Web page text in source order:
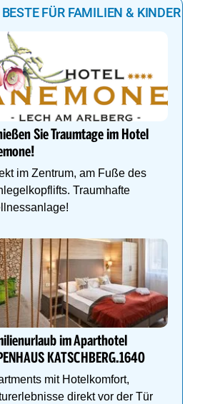
FÜR FAMILIEN & KINDER
Sie Traumtage im Hotel
im Zentrum, am Fuße des
Traumhafte
im Aparthotel
KATSCHBERG.1640
mit Hotelkomfort,
direkt vor der Tür